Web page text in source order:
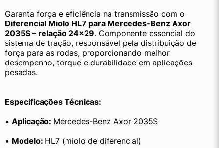
Diferencial Miolo HL7 para Mercedes-Benz Axor
2035S – relação 24×29. Componente essencial do
sistema de tração, responsável pela distribuição de
força para as rodas, proporcionando melhor
desempenho, torque e durabilidade em aplicações
pesadas.
Especificações Técnicas:
• Aplicação: Mercedes-Benz Axor 2035S
• Modelo: HL7 (miolo de diferencial)